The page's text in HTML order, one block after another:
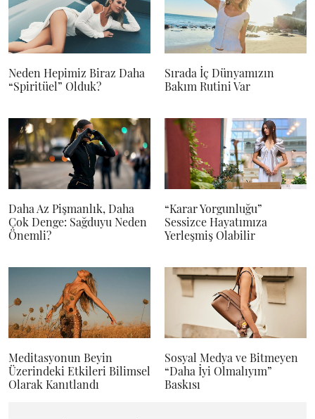
Neden Hepimiz Biraz Daha
“Spiritüel” Olduk?
Sırada İç Dünyamızın
Bakım Rutini Var
Daha Az Pişmanlık, Daha
Çok Denge: Sağduyu Neden
Önemli?
“Karar Yorgunluğu”
Sessizce Hayatımıza
Yerleşmiş Olabilir
Meditasyonun Beyin
Üzerindeki Etkileri Bilimsel
Olarak Kanıtlandı
Sosyal Medya ve Bitmeyen
“Daha İyi Olmalıyım”
Baskısı